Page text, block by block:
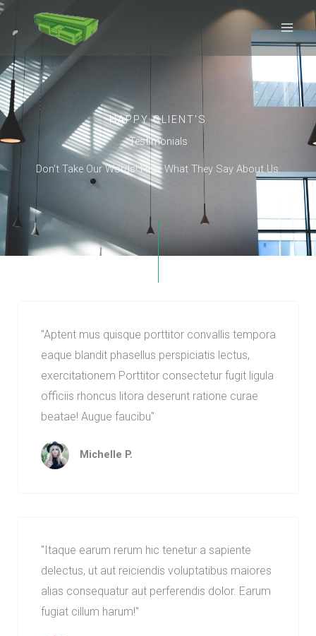
Ir
HAPPY CLIENT'S
Testimonials
Don't Take Our Words! Hear What They Say About Us.
"Aptent mus quisque porttitor convallis tempora
eaque blandit phasellus perspiciatis lectus,
exercitationem Porttitor consectetur fugit ligula
officiis rhoncus litora deserunt ratione curae
beatae! Augue faucibu"
Michelle P.
"Itaque earum rerum hic tenetur a sapiente
delectus, ut aut reiciendis voluptatibus maiores
alias consequatur aut perferendis dolor. Earum
fugiat cillum harum!"